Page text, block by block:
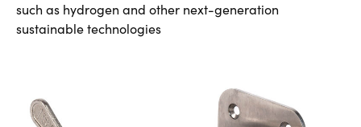
such as hydrogen and other next-generation
sustainable technologies